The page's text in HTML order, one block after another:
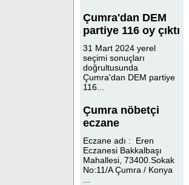
Çumra'dan DEM
partiye 116 oy çıktı
31 Mart 2024 yerel
seçimi sonuçları
doğrultusunda
Çumra'dan DEM partiye
116...
Çumra nöbetçi
eczane
Eczane adı : Eren
Eczanesi Bakkalbaşı
Mahallesi, 73400.Sokak
No:11/A Çumra / Konya